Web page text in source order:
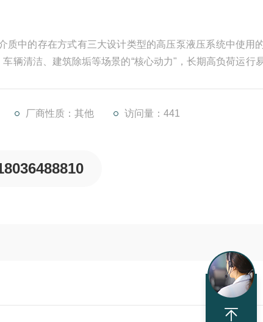
质中的存在方式有三大设计类型的高压泵液压系统中使用
辆清洁、建筑除垢等场景的“核心动力"，长期高负荷运行
厂商性质：其他 访问量：441